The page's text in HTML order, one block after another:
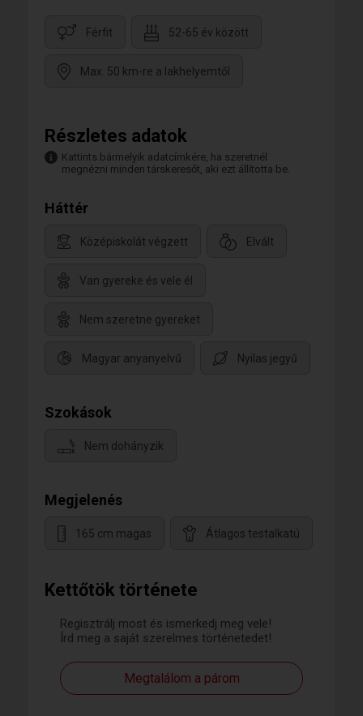
Kettőtök története
Regisztrálj most és ismerkedj meg vele!
Írd meg a saját szerelmes történetedet!
Megtalálom a párom
Férfit 52-65 év között
Max. 50 km-re a lakhelyemtől
Részletes adatok
Kattints bármelyik adatcímkére, ha szeretnél
megnézni minden társkeresőt, aki ezt állította be.
Háttér
Középiskolát végzett Elvált
Van gyereke és vele él
Nem szeretne gyereket
Magyar anyanyelvű Nyilas jegyű
Szokások
Nem dohányzik
Megjelenés
165 cm magas Átlagos testalkatú